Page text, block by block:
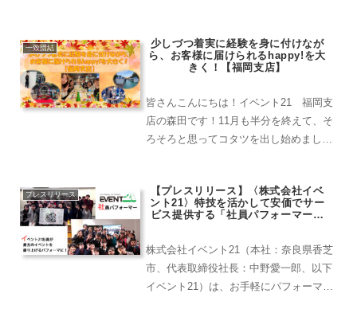
く分けて二つあります。一つ目が、バイ
トとの違いを体験...
一致団結
少しづつ着実に経験を身に付けなが
ら、お客様に届けられるhappy!を大
きく！【福岡支店】
皆さんこんにちは！イベント21 福岡支
店の森田です！11月も半分を終えて、そ
ろそろと思ってコタツを出し始めまし
も近づいているなぁと感じている最中で
はありますが、この10月～11月、福岡で
な様々な現場をご紹介します！
プレスリリース
【プレスリリース】〈株式会社イベ
ント21〉特技を活かして安価でサー
ビス提供する「社員パフォーマー」
株式会社イベント21（本社：奈良県香芝
市、代表取締役社長：中野愛一郎、以下
イベント21）は、お手軽にパフォーマー